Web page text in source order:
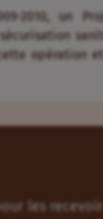
2010, un
opération
les recevoir